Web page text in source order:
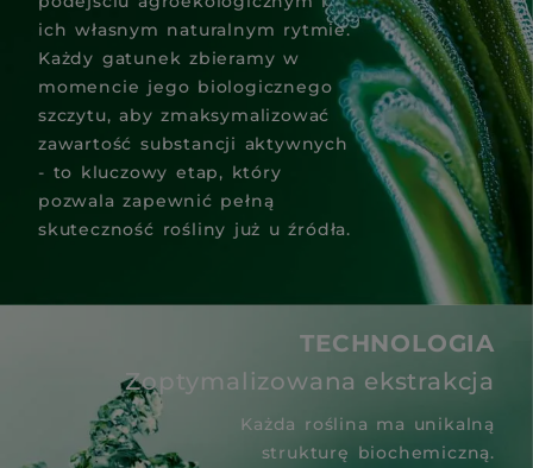
ich własnym naturalnym rytmie.
Każdy gatunek zbieramy w
momencie jego biologicznego
szczytu, aby zmaksymalizować
zawartość substancji aktywnych
- to kluczowy etap, który
pozwala zapewnić pełną
skuteczność rośliny już u źródła.
TECHNOLOGIA
Zoptymalizowana ekstrakcja
Każda roślina ma unikalną
strukturę biochemiczną.